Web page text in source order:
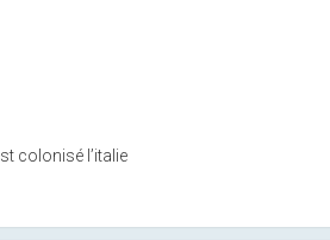
colonisé l’italie